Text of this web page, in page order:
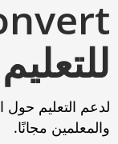
للتعليم
لدعم التعليم حول
والمعلمين مجانًا.